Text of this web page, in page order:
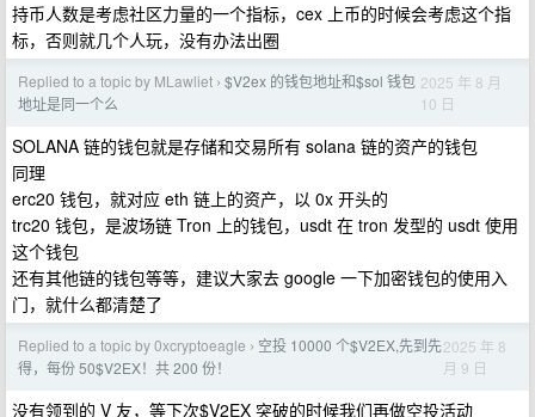
持币人数是考虑社区力量的一个指标，cex 上币的时候会考虑这个指
标，否则就几个人玩，没有办法出圈
Replied to a topic by MLawliet › $V2ex 的钱包地址和$sol 钱包
地址是同一个么
2025 年 8 月
10 日
SOLANA 链的钱包就是存储和交易所有 solana 链的资产的钱包
同理
erc20 钱包，就对应 eth 链上的资产，以 0x 开头的
trc20 钱包，是波场链 Tron 上的钱包，usdt 在 tron 发型的 usdt 使用
这个钱包
还有其他链的钱包等等，建议大家去 google 一下加密钱包的使用入
门，就什么都清楚了
Replied to a topic by 0xcryptoeagle › 空投 10000 个$V2EX,先到先
得，每份 50$V2EX！共 200 份！
2025 年 8
月 9 日
没有领到的 V 友，等下次$V2EX 突破的时候我们再做空投活动